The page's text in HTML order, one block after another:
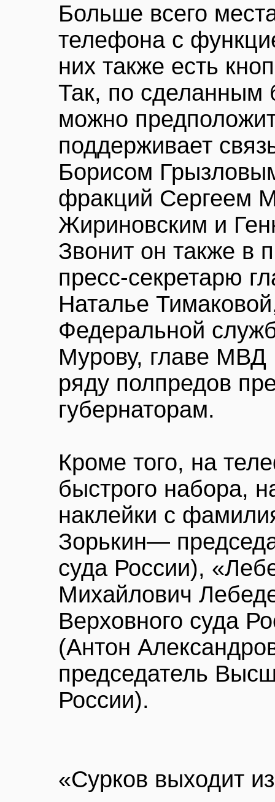
Больше всего
телефона с
них также есть
Так, по сделанным
можно
поддерживает
Борисом
фракций Сергеем
Жириновским и
Звонит он также в
пресс-секретарю
Наталье
Федеральной
Мурову, главе МВД
ряду полпредов
губернаторам.
Кроме того, на
быстрого набора,
наклейки с
Зорькин—
суда России),
Михайлович
Верховного суда
(Антон
председатель
России).
«Сурков выходит